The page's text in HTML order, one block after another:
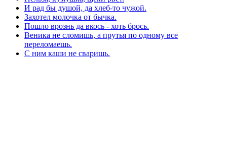
И рад бы душой, да хлеб-то чужой.
Захотел молочка от бычка.
Пошло врознь да вкось - хоть брось.
Веника не сломишь, а прутья по одному все
переломаешь.
С ним каши не сваришь.